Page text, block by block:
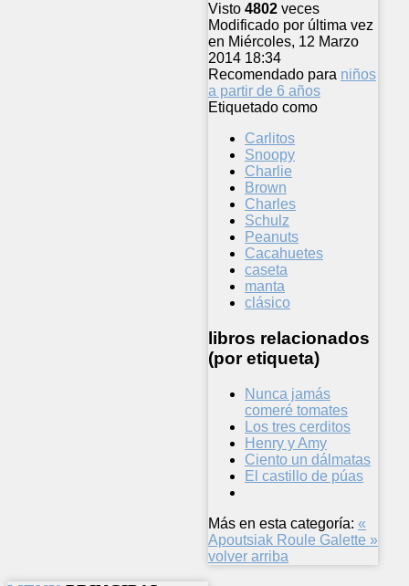
Visto 4802 veces
Modificado por última vez
en Miércoles, 12 Marzo
2014 18:34
Recomendado para niños
a partir de 6 años
Etiquetado como
Carlitos
Snoopy
Charlie
Brown
Charles
Schulz
Peanuts
Cacahuetes
caseta
manta
clásico
libros relacionados
(por etiqueta)
Nunca jamás
comeré tomates
Los tres cerditos
Henry y Amy
Ciento un dálmatas
El castillo de púas
Más en esta categoría: «
Apoutsiak Roule Galette »
volver arriba